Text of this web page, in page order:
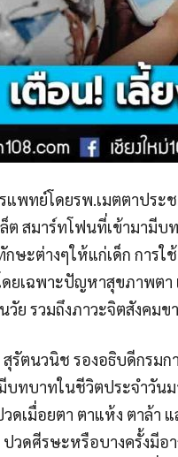
แพทย์โดยรพ.เมตตาประ
ต สมาร์ทโฟนที่เข้ามามี
ษะต่างๆให้แก่เด็ก การ
ยเฉพาะปัญหาสุขภาพตา
วัย รวมถึงภาวะจิตสังคม
รัตนวนิช รองอธิบดีกรม
บทบาทในชีวิตประจำวัน
ดเมื่อยตา ตาแห้ง ตาล้า
วดศีรษะหรือบางครั้งมี